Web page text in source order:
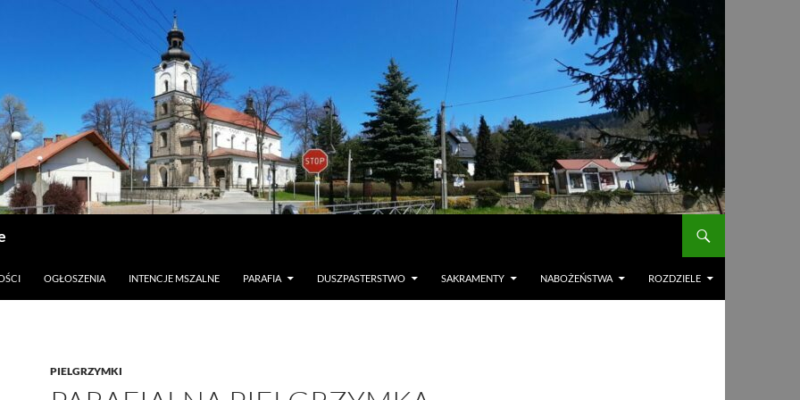
OGŁOSZENIA INTENCJE MSZALNE PARAFIA DUSZPASTERSTWO SAKRAMENTY NABOŻEŃSTWA ROZDZIELE
PIELGRZYMKI